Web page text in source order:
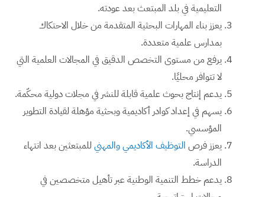
التعليمية في بلد المبتعث بعد عودته.
يعزز بناء المهارات البحثية المتقدمة من خلال الاحتكاك
بمدارس علمية متعددة.
يرفع من مستوى التخصص الدقيق في المجالات العلمية التي
لا تتوافر محليًا.
يدعم إنتاج بحوث علمية قابلة للنشر في مجلات دولية محكّمة.
يسهم في إعداد كوادر أكاديمية وبحثية مؤهلة لقيادة التطوير
المؤسسي.
يعزز فرص التوظيف الأكاديمي والمهني للمبتعثين بعد انتهاء
الدراسة.
يدعم خطط التنمية الوطنية عبر تأهيل متخصصين في